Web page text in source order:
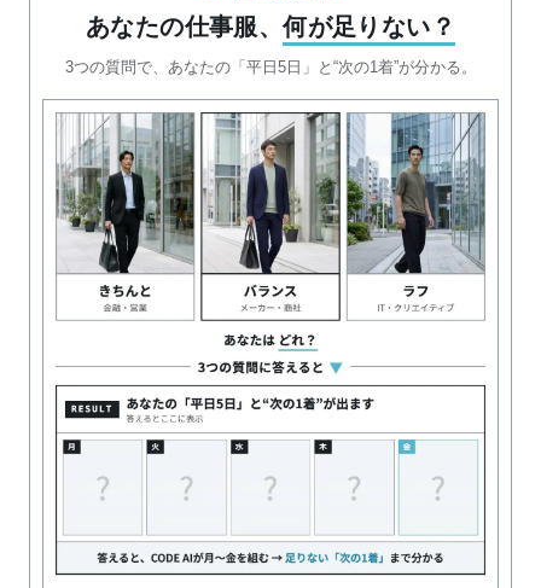
あなたの仕事服、何が足りない？
3つの質問で、あなたの「平日5日」と“次の1着”が分かる。